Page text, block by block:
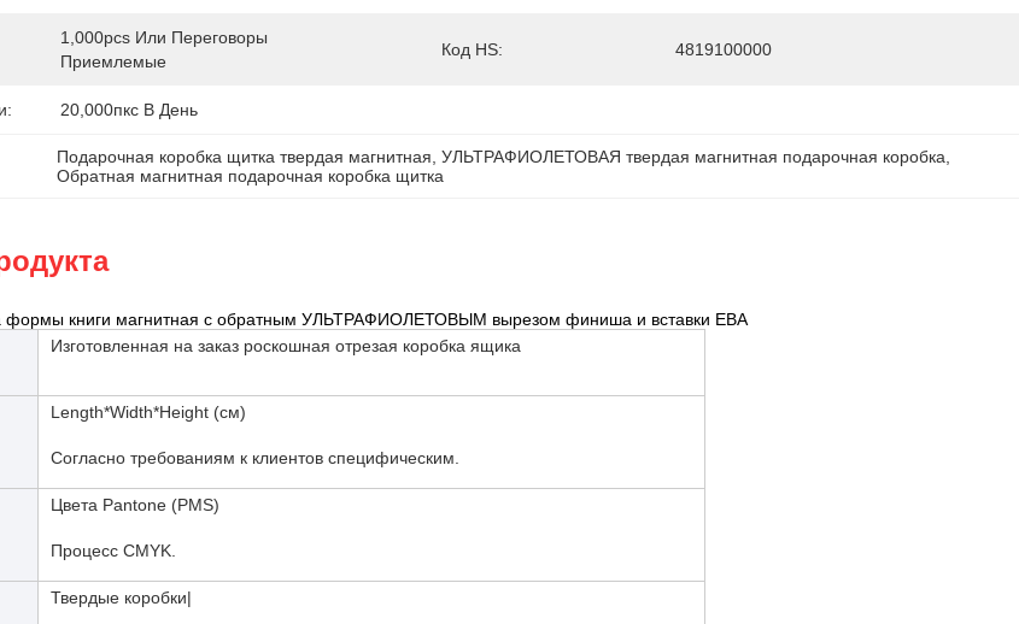
1,000pcs Или Переговоры
Приемлемые
Код HS: 4819100000
20,000пкс В День
Подарочная коробка щитка твердая магнитная УЛЬТРАФИОЛЕТОВАЯ твердая магнитная подарочная коробка
Обратная магнитная подарочная коробка щитка
формы книги магнитная с обратным УЛЬТРАФИОЛЕТОВЫМ вырезом финиша и вставки ЕВА
Изготовленная на заказ роскошная отрезая коробка ящика
Length*Width*Height (см)
Согласно требованиям к клиентов специфическим.
Цвета Pantone (PMS)
Процесс CMYK.
Твердые коробки|